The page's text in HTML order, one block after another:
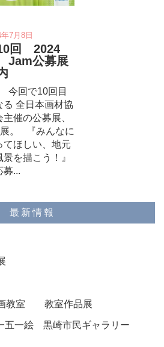
7月8日
回 2024
公募展
回で10回目
る 全日本画材協
主催の公募展、
。 『みんなに
てほしい、地元
景を描こう！』
募...
最新情報
教室 教室作品展
一絵 黒崎市民ギャラリー